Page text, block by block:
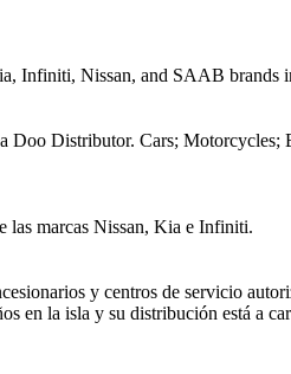
Infiniti, Nissan, and SAAB brands
Doo Distributor. Cars; Motorcycles;
las marcas Nissan, Kia e Infiniti.
y centros de servicio
en la isla y su distribución está a